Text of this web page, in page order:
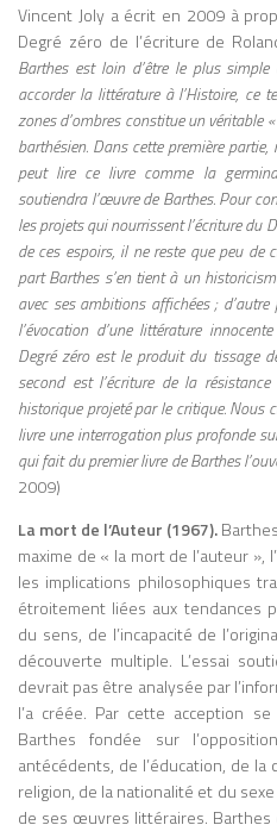
Vincent Joly a écrit en 2009 à
Degré zéro de l’écriture de
Barthes est loin d’être le plus
accorder la littérature à l’Histoire, ce
zones d’ombres constitue un véritable
barthésien. Dans cette première
peut lire ce livre comme la
soutiendra l’œuvre de Barthes. Pour
les projets qui nourrissent l’écriture du
de ces espoirs, il ne reste que peu de
part Barthes s’en tient à un
avec ses ambitions affichées ;
l’évocation d’une littérature
Degré zéro est le produit du tissage
second est l’écriture de la
historique projeté par le critique. Nous
livre une interrogation plus profonde
qui fait du premier livre de Barthes
2009)
La mort de l’Auteur (1967).
maxime de « la mort de l’auteur
les implications philosophiques
étroitement liées aux tendances
du sens, de l’incapacité de
découverte multiple. L’essai
devrait pas être analysée par
l’a créée. Par cette acception
Barthes fondée sur
antécédents, de l’éducation, de la
religion, de la nationalité et du
de ses œuvres littéraires. Barthes
Culture
ouvrage
Media: